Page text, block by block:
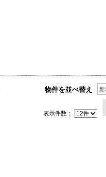
物件を並べ替え
表示件数：